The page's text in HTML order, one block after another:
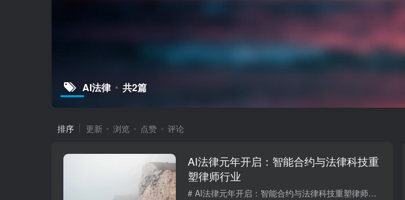
AI法律 共2篇
排序 更新 浏览 点赞 评论
AI法律元年开启：智能合约与法律科技重
塑律师行业
# AI法律元年开启：智能合约与法律科技重塑律师行业 2026年，AI在法律领域的应用从'辅助工具'升级为'核心能力'，法律科技迎来了真正的元年。从智能合同审查到AI诉讼预测，从法律研究自动化到法...